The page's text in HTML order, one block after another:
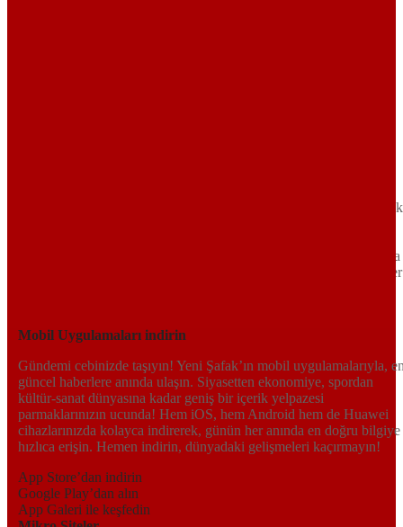
Tarafsız, dinamik ve derinlemesine habercilik anlayışıyla Yeni
bir yelpazede sunduğu haberlerle, hem Türkiye’de hem de dünyada
neler olup bittiğini anında öğrenin. Dijital platformlarıyla her an, her
Mobil Uygulamaları indirin
Gündemi cebinizde taşıyın! Yeni Şafak’ın mobil uygulamalarıyla,
güncel haberlere anında ulaşın. Siyasetten ekonomiye, spordan
kültür-sanat dünyasına kadar geniş bir içerik yelpazesi
parmaklarınızın ucunda! Hem iOS, hem Android hem de Huawei
cihazlarınızda kolayca indirerek, günün her anında en doğru bilgiye
hızlıca erişin. Hemen indirin, dünyadaki gelişmeleri kaçırmayın!
App Store’dan indirin
Google Play’dan alın
App Galeri ile keşfedin